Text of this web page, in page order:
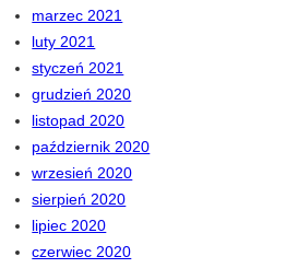
marzec 2021
luty 2021
styczeń 2021
grudzień 2020
listopad 2020
październik 2020
wrzesień 2020
sierpień 2020
lipiec 2020
czerwiec 2020